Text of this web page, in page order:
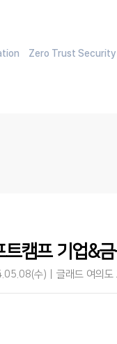
Zero Trust Security
트캠프 기업&
수)ㅣ글래드 여의도